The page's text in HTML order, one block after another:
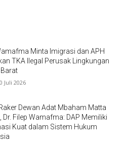
Minta Imigrasi dan APH
TKA Ilegal Perusak Lingkungan
Juli 2026
Dewan Adat Mbaham Matta
Dr. Filep Wamafma: DAP Memiliki
Kuat dalam Sistem Hukum